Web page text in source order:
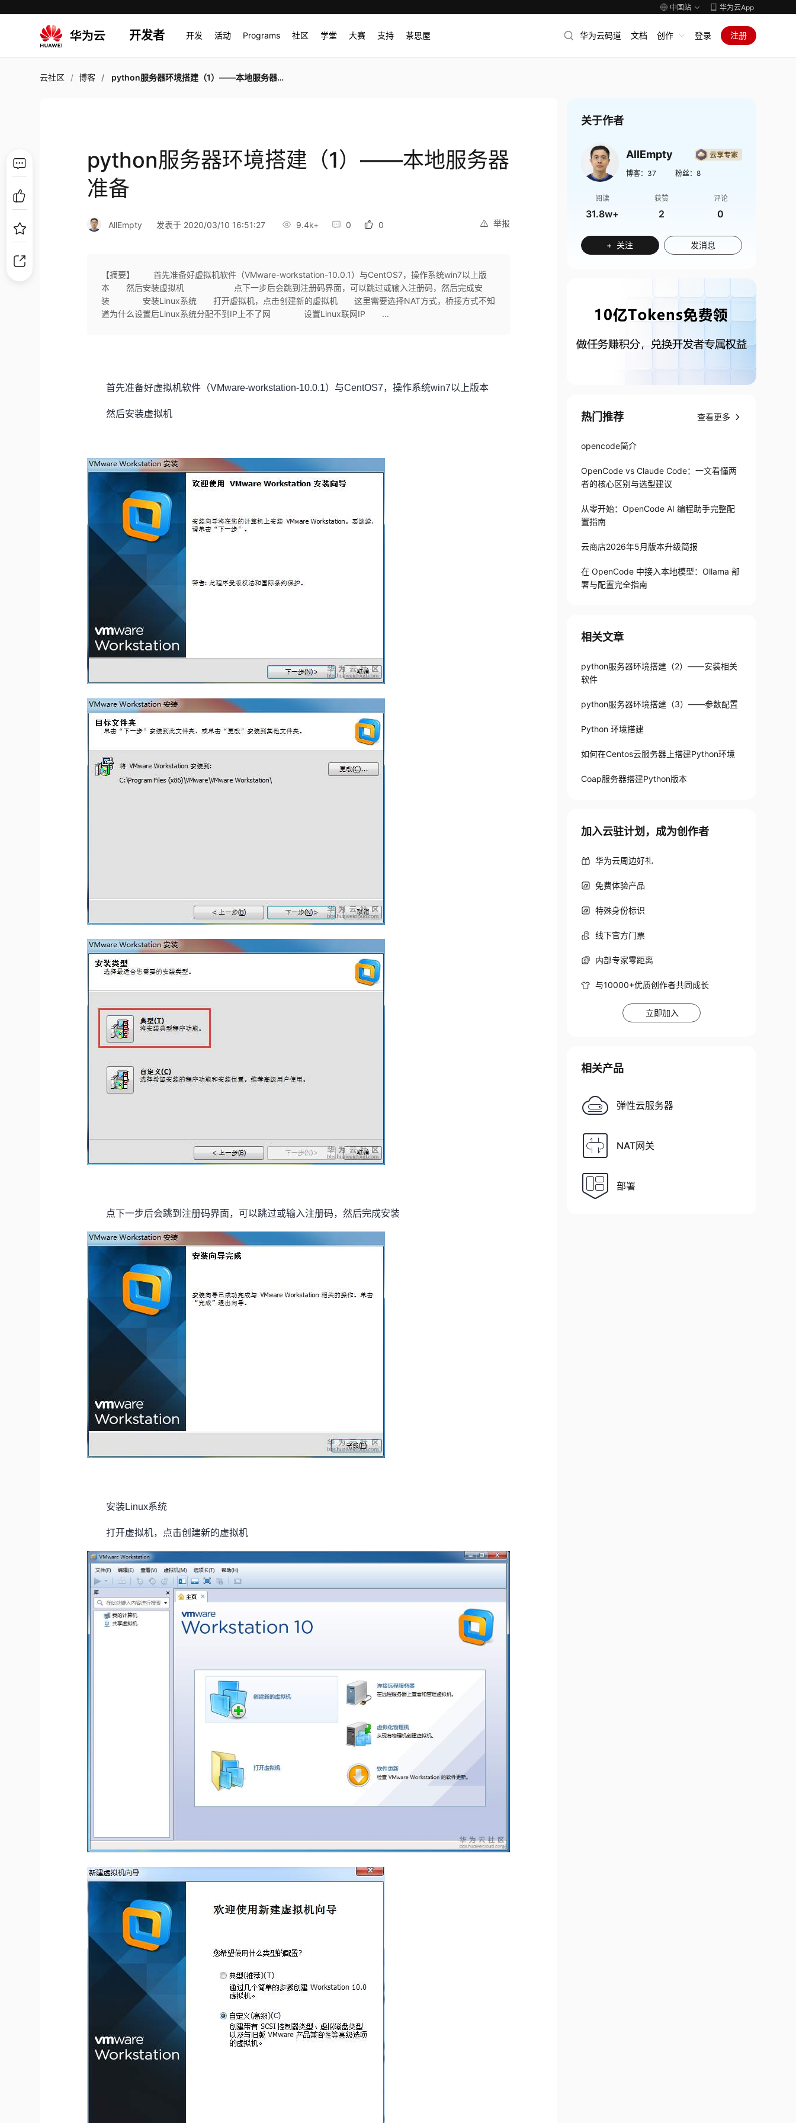
中国站 华为云App
开发者 开发 活动 Programs 社区 学堂 大赛 支持 茶思屋 华为云码道 文档 创作 登录 注册
云社区 博客 python服务器环境搭建（1）——本地服务器准备
python服务器环境搭建（1）——本地服务器
准备
举报
AllEmpty 发表于 2020/03/10 16:51:27 9.4k+ 0 0
【摘要】 首先准备好虚拟机软件（VMware-workstation-10.0.1）与CentOS7，操作系统win7以上版
本 然后安装虚拟机 点下一步后会跳到注册码界面，可以跳过或输入注册码，然后完成安
装 安装Linux系统 打开虚拟机，点击创建新的虚拟机 这里需要选择NAT方式，桥接方式不知
道为什么设置后Linux系统分配不到IP上不了网 设置Linux联网IP ...
首先准备好虚拟机软件（VMware-workstation-10.0.1）与CentOS7，操作系统win7以上版本
然后安装虚拟机
点下一步后会跳到注册码界面，可以跳过或输入注册码，然后完成安装
安装Linux系统
打开虚拟机，点击创建新的虚拟机
关于作者
AllEmpty
博客： 37 粉丝： 8
阅读
31.8w+
获赞
2
评论
0
+ 关注 发消息
热门推荐 查看更多
opencode简介
OpenCode vs Claude Code：一文看懂两
者的核心区别与选型建议
从零开始：OpenCode AI 编程助手完整配
置指南
云商店2026年5月版本升级简报
在 OpenCode 中接入本地模型：Ollama 部
署与配置完全指南
相关文章
python服务器环境搭建（2）——安装相关
软件
python服务器环境搭建（3）——参数配置
Python 环境搭建
如何在Centos云服务器上搭建Python环境
Coap服务器搭建Python版本
加入云驻计划，成为创作者
华为云周边好礼
免费体验产品
特殊身份标识
线下官方门票
内部专家零距离
与10000+优质创作者共同成长
立即加入
相关产品
弹性云服务器
NAT网关
部署